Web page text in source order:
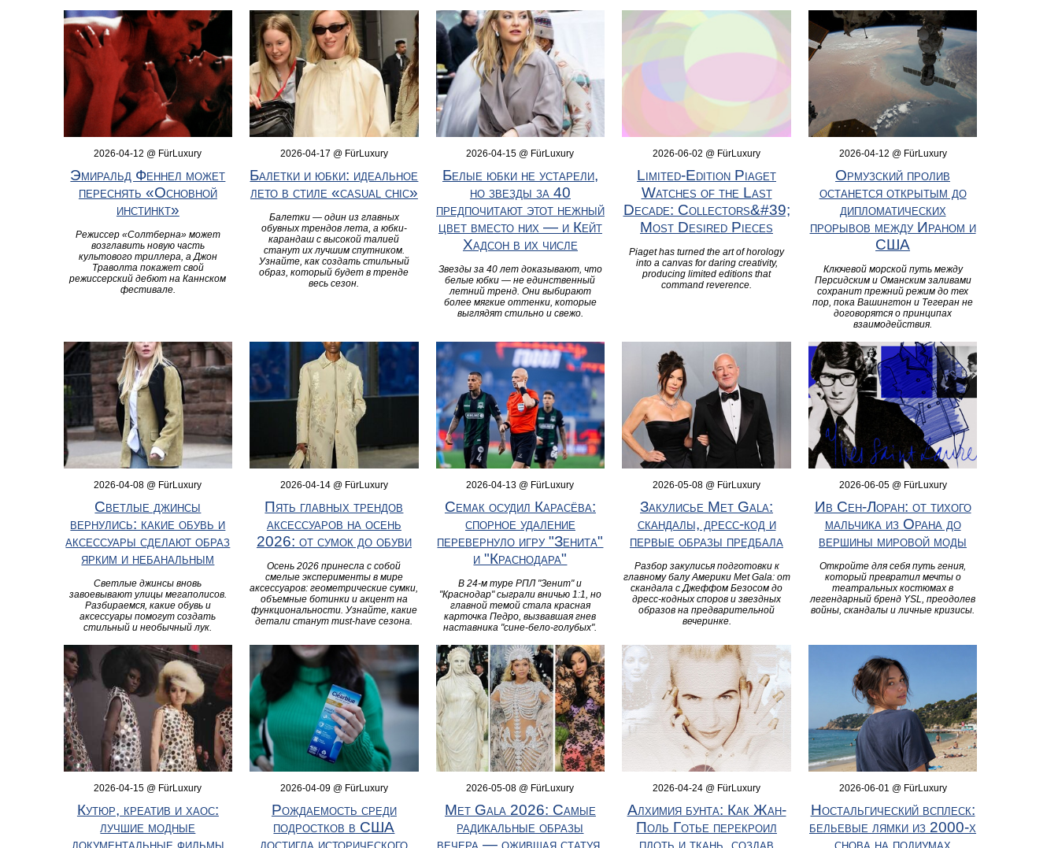
2026-04-12 @ FürLuxury
Эмиральд Феннел может
переснять «Основной
инстинкт»
Режиссер «Солтберна» может
возглавить новую часть
культового триллера, а Джон
Траволта покажет свой
режиссерский дебют на Каннском
фестивале.
2026-04-17 @ FürLuxury
Балетки и юбки: идеальное
лето в стиле «casual chic»
Балетки — один из главных
обувных трендов лета, а юбки-
карандаш с высокой талией
станут их лучшим спутником.
Узнайте, как создать стильный
образ, который будет в тренде
весь сезон.
2026-04-15 @ FürLuxury
Белые юбки не устарели,
но звезды за 40
предпочитают этот нежный
цвет вместо них — и Кейт
Хадсон в их числе
Звезды за 40 лет доказывают, что
белые юбки — не единственный
летний тренд. Они выбирают
более мягкие оттенки, которые
выглядят стильно и свежо.
2026-06-02 @ FürLuxury
Limited‑Edition Piaget
Watches of the Last
Decade: Collectors&#39;
Most Desired Pieces
Piaget has turned the art of horology
into a canvas for daring creativity,
producing limited editions that
command reverence.
2026-04-12 @ FürLuxury
Ормузский пролив
останется открытым до
дипломатических
прорывов между Ираном и
США
Ключевой морской путь между
Персидским и Оманским заливами
сохранит прежний режим до тех
пор, пока Вашингтон и Тегеран не
договорятся о принципах
взаимодействия.
2026-04-08 @ FürLuxury
Светлые джинсы
вернулись: какие обувь и
аксессуары сделают образ
ярким и небанальным
Светлые джинсы вновь
завоевывают улицы мегаполисов.
Разбираемся, какие обувь и
аксессуары помогут создать
стильный и необычный лук.
2026-04-14 @ FürLuxury
Пять главных трендов
аксессуаров на осень
2026: от сумок до обуви
Осень 2026 принесла с собой
смелые эксперименты в мире
аксессуаров: геометрические сумки,
объемные ботинки и акцент на
функциональности. Узнайте, какие
детали станут must-have сезона.
2026-04-13 @ FürLuxury
Семак осудил Карасёва:
спорное удаление
перевернуло игру "Зенита"
и "Краснодара"
В 24-м туре РПЛ "Зенит" и
"Краснодар" сыграли вничью 1:1, но
главной темой стала красная
карточка Педро, вызвавшая гнев
наставника "сине-бело-голубых".
2026-05-08 @ FürLuxury
Закулисье Met Gala:
скандалы, дресс-код и
первые образы предбала
Разбор закулисья подготовки к
главному балу Америки Met Gala: от
скандала с Джеффом Безосом до
дресс-кодных споров и звездных
образов на предварительной
вечеринке.
2026-06-05 @ FürLuxury
Ив Сен-Лоран: от тихого
мальчика из Орана до
вершины мировой моды
Откройте для себя путь гения,
который превратил мечты о
театральных костюмах в
легендарный бренд YSL, преодолев
войны, скандалы и личные кризисы.
2026-04-15 @ FürLuxury
Кутюр, креатив и хаос:
лучшие модные
документальные фильмы
2026-04-09 @ FürLuxury
Рождаемость среди
подростков в США
достигла исторического
2026-05-08 @ FürLuxury
Met Gala 2026: Самые
радикальные образы
вечера — ожившая статуя,
2026-04-24 @ FürLuxury
Алхимия бунта: Как Жан-
Поль Готье перекроил
плоть и ткань, создав
2026-06-01 @ FürLuxury
Ностальгический всплеск:
бельевые лямки из 2000‑х
снова на подиумах